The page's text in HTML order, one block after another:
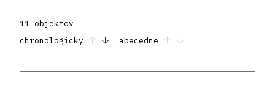
11 objektov
chronologicky
abecedne